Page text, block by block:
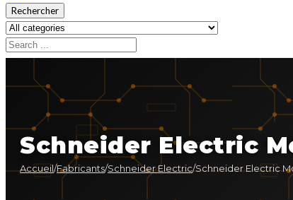
Rechercher
Schneider Electric
Accueil/Fabricants/Schneider Electric/Schneider Electric